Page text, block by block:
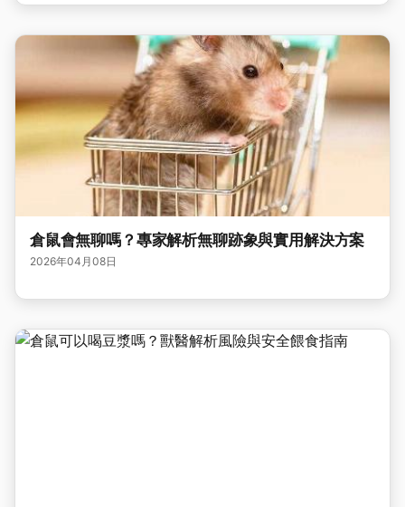
倉鼠會無聊嗎？專家解析無聊跡象與實用解決方案
2026年04月08日